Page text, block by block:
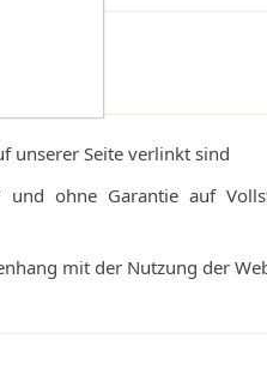
unserer Seite verlinkt sind
ohne Garantie auf
mit der Nutzung der